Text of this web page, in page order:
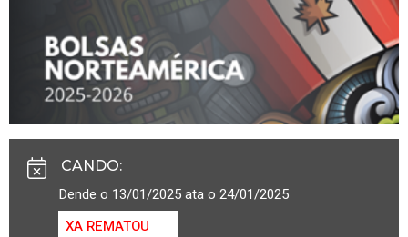
CANDO:
Dende o 13/01/2025 ata o 24/01/2025
XA REMATOU